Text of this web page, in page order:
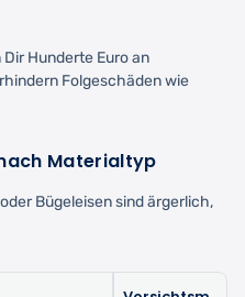
Hunderte Euro an
Folgeschäden wie
Materialtyp
Bügeleisen sind ärgerlich,